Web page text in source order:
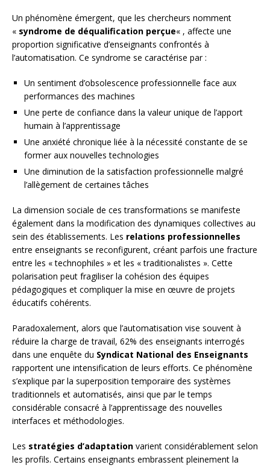
Un phénomène émergent, que les chercheurs nomment
« syndrome de déqualification perçue« , affecte une
proportion significative d’enseignants confrontés à
l’automatisation. Ce syndrome se caractérise par :
Un sentiment d’obsolescence professionnelle face aux
performances des machines
Une perte de confiance dans la valeur unique de l’apport
humain à l’apprentissage
Une anxiété chronique liée à la nécessité constante de se
former aux nouvelles technologies
Une diminution de la satisfaction professionnelle malgré
l’allègement de certaines tâches
La dimension sociale de ces transformations se manifeste
également dans la modification des dynamiques collectives au
sein des établissements. Les relations professionnelles
entre enseignants se reconfigurent, créant parfois une fracture
entre les « technophiles » et les « traditionalistes ». Cette
polarisation peut fragiliser la cohésion des équipes
pédagogiques et compliquer la mise en œuvre de projets
éducatifs cohérents.
Paradoxalement, alors que l’automatisation vise souvent à
réduire la charge de travail, 62% des enseignants interrogés
dans une enquête du Syndicat National des Enseignants
rapportent une intensification de leurs efforts. Ce phénomène
s’explique par la superposition temporaire des systèmes
traditionnels et automatisés, ainsi que par le temps
considérable consacré à l’apprentissage des nouvelles
interfaces et méthodologies.
Les stratégies d’adaptation varient considérablement selon
les profils. Certains enseignants embrassent pleinement la